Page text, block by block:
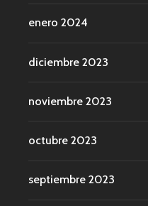
enero 2024
diciembre 2023
noviembre 2023
octubre 2023
septiembre 2023